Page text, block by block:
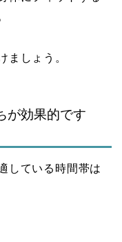
ましょう。
が効果的です
している時間帯は